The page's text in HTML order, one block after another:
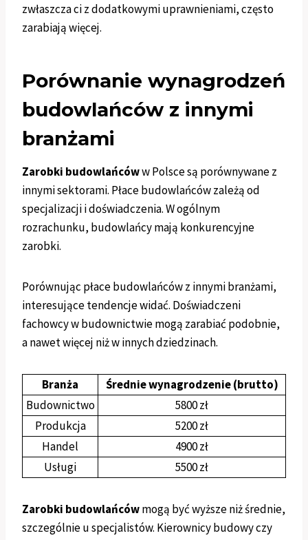
zwłaszcza ci z dodatkowymi uprawnieniami, często
zarabiają więcej.
Porównanie wynagrodzeń
budowlańców z innymi
branżami
Zarobki budowlańcóww Polsce są porównywane z
innymi sektorami. Płace budowlańców zależą od
specjalizacji i doświadczenia. W ogólnym
rozrachunku, budowlańcy mają konkurencyjne
zarobki.
Porównując płace budowlańców z innymi branżami,
interesujące tendencje widać. Doświadczeni
fachowcy w budownictwie mogą zarabiać podobnie,
a nawet więcej niż w innych dziedzinach.
Branża
Średnie wynagrodzenie (brutto)
Budownictwo
5800 zł
Produkcja
5200 zł
Handel
4900 zł
Usługi
5500 zł
Zarobki budowlańcówmogą być wyższe niż średnie,
szczególnie u specjalistów. Kierownicy budowy czy